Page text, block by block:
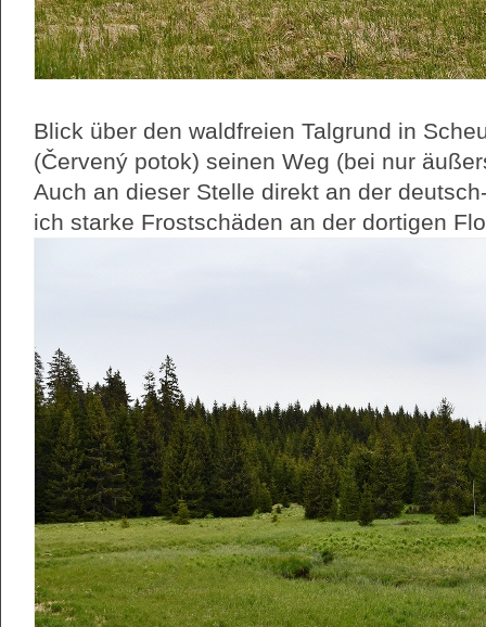
Blick über den waldfreien Talgrund in
(Červený potok) seinen Weg (bei nur
Auch an dieser Stelle direkt an der
ich starke Frostschäden an der dortigen